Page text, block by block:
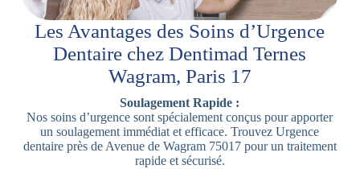
Les Avantages des Soins d’Urgence
Dentaire chez Dentimad Ternes
Wagram, Paris 17
Soulagement Rapide :
Nos soins d’urgence sont spécialement conçus pour apporter
un soulagement immédiat et efficace. Trouvez Urgence
dentaire près de Avenue de Wagram 75017 pour un traitement
rapide et sécurisé.